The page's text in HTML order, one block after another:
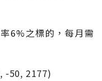
6%之標的，每月需
-50, 2177)